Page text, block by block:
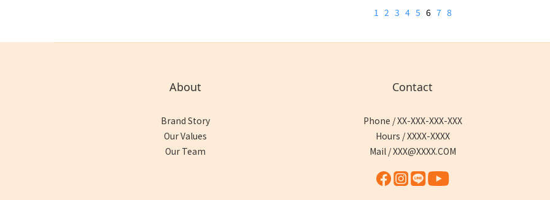
1 2 3 4 5 6 7 8
About
Brand Story
Our Values
Our Team
Contact
Phone / XX-XXX-XXX-XXX
Hours / XXXX-XXXX
Mail / XXX@XXXX.COM